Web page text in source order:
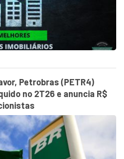
Petrobras (PETR4)
no 2T26 e anuncia R$